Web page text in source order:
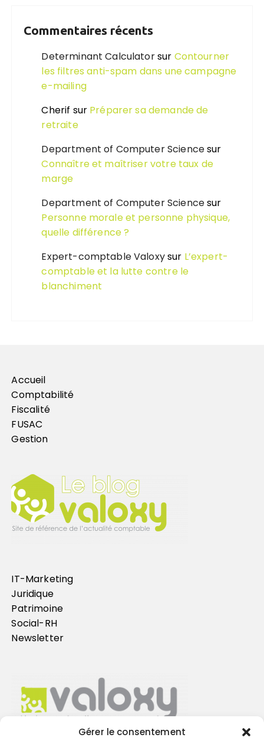
Gérer le consentement
Commentaires récents
Determinant Calculatorsur Contourner
les filtres anti-spam dans une campagne
e-mailing
Cherif sur Préparer sa demande de
retraite
Department of Computer Sciencesur
Connaître et maîtriser votre taux de
marge
Department of Computer Sciencesur
Personne morale et personne physique,
quelle différence ?
Expert-comptable Valoxysur L’expert-
comptable et la lutte contre le
blanchiment
Accueil
Comptabilité
Fiscalité
FUSAC
Gestion
IT-Marketing
Juridique
Patrimoine
Social-RH
Newsletter